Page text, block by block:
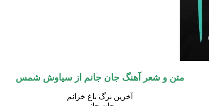
متن و شعر آهنگ جان جانم از سیاوش شمس
آخرین برگ باغ خزانم